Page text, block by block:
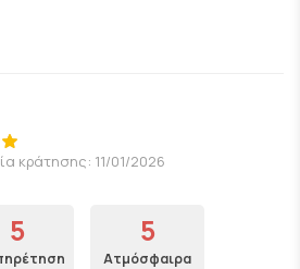
κράτησης: 11/01/2026
5 5
Ατμόσφαιρα